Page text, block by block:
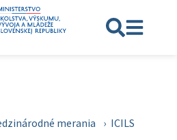
merania › ICILS